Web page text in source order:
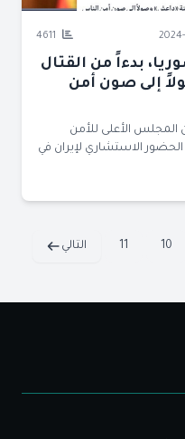
بدءاً من القتال
إلى صون أمن
المجلس الأعلى للأمن
الاستشاري لإيران في
10
11 التالي